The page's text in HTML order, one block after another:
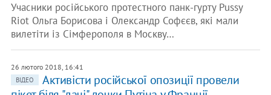
Учасники російського протестного панк-гурту Pussy
Riot Ольга Борисова і Олександр Софєєв, які мали
вилетіти із Сімферополя в Москву…
26 лютого 2018, 16:41
ВІДЕО
Активісти російської опозиції провели